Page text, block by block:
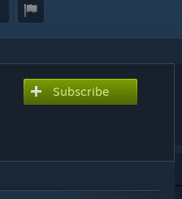
Subscribe